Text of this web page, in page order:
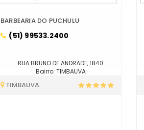
BARBEARIA DO PUCHULU
(51) 99533.2400
RUA BRUNO DE ANDRADE, 1840
Bairro: TIMBAUVA
TIMBAUVA